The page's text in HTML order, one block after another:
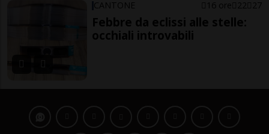
CANTONE 16 ore 22 27
Febbre da eclissi alle stelle:
occhiali introvabili